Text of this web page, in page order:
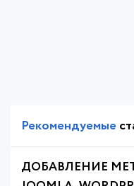
Рекомендуемые
ДОБАВЛЕНИЕ